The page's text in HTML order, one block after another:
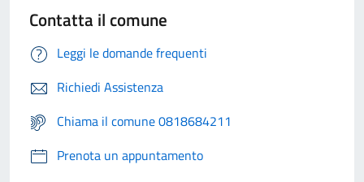
Contatta il comune
Leggi le domande frequenti
Richiedi Assistenza
Chiama il comune 0818684211
Prenota un appuntamento